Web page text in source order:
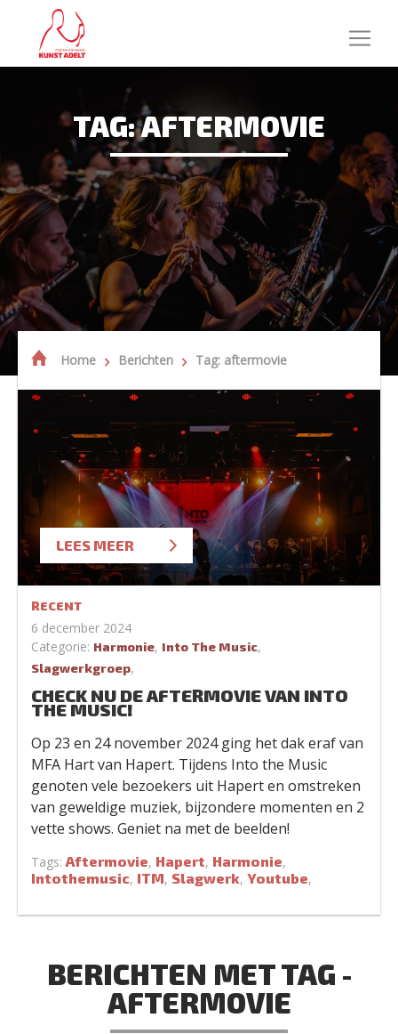
TAG: AFTERMOVIE
Home Berichten Tag: aftermovie
RECENT
6 december 2024
Categorie: Harmonie, Into The Music,
Slagwerkgroep,
CHECK NU DE AFTERMOVIE VAN INTO
THE MUSIC!
Op 23 en 24 november 2024 ging het dak eraf van
MFA Hart van Hapert. Tijdens Into the Music
genoten vele bezoekers uit Hapert en omstreken
van geweldige muziek, bijzondere momenten en 2
vette shows. Geniet na met de beelden!
Tags:Aftermovie, Hapert, Harmonie,
Intothemusic, ITM, Slagwerk, Youtube,
LEES MEER
BERICHTEN MET TAG -
AFTERMOVIE